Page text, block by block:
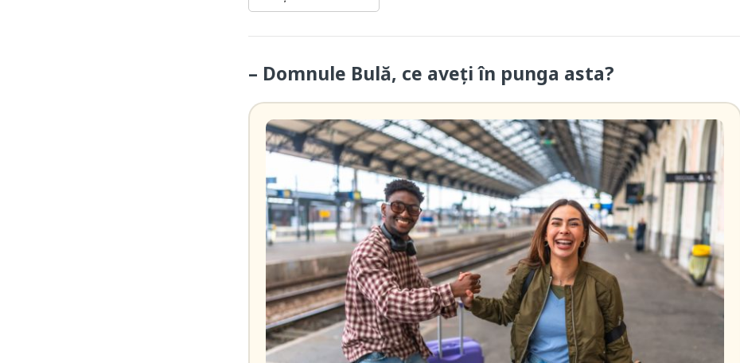
– Domnule Bulă, ce aveți în punga asta?